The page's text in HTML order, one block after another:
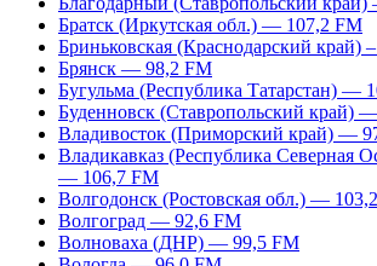
Братск (Иркутская обл.) — 107,2 FM
Бриньковская (Краснодарский край)
Брянск — 98,2 FM
Бугульма (Республика Татарстан) —
Буденновск (Ставропольский край)
Владивосток (Приморский край) —
Владикавказ (Республика Северная
— 106,7 FM
Волгодонск (Ростовская обл.) —
Волгоград — 92,6 FM
Волноваха (ДНР) — 99,5 FM